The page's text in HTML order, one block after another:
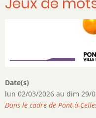
Date(s)
lun 02/03/2026 au dim 29/
Dans le cadre de Pont-à-